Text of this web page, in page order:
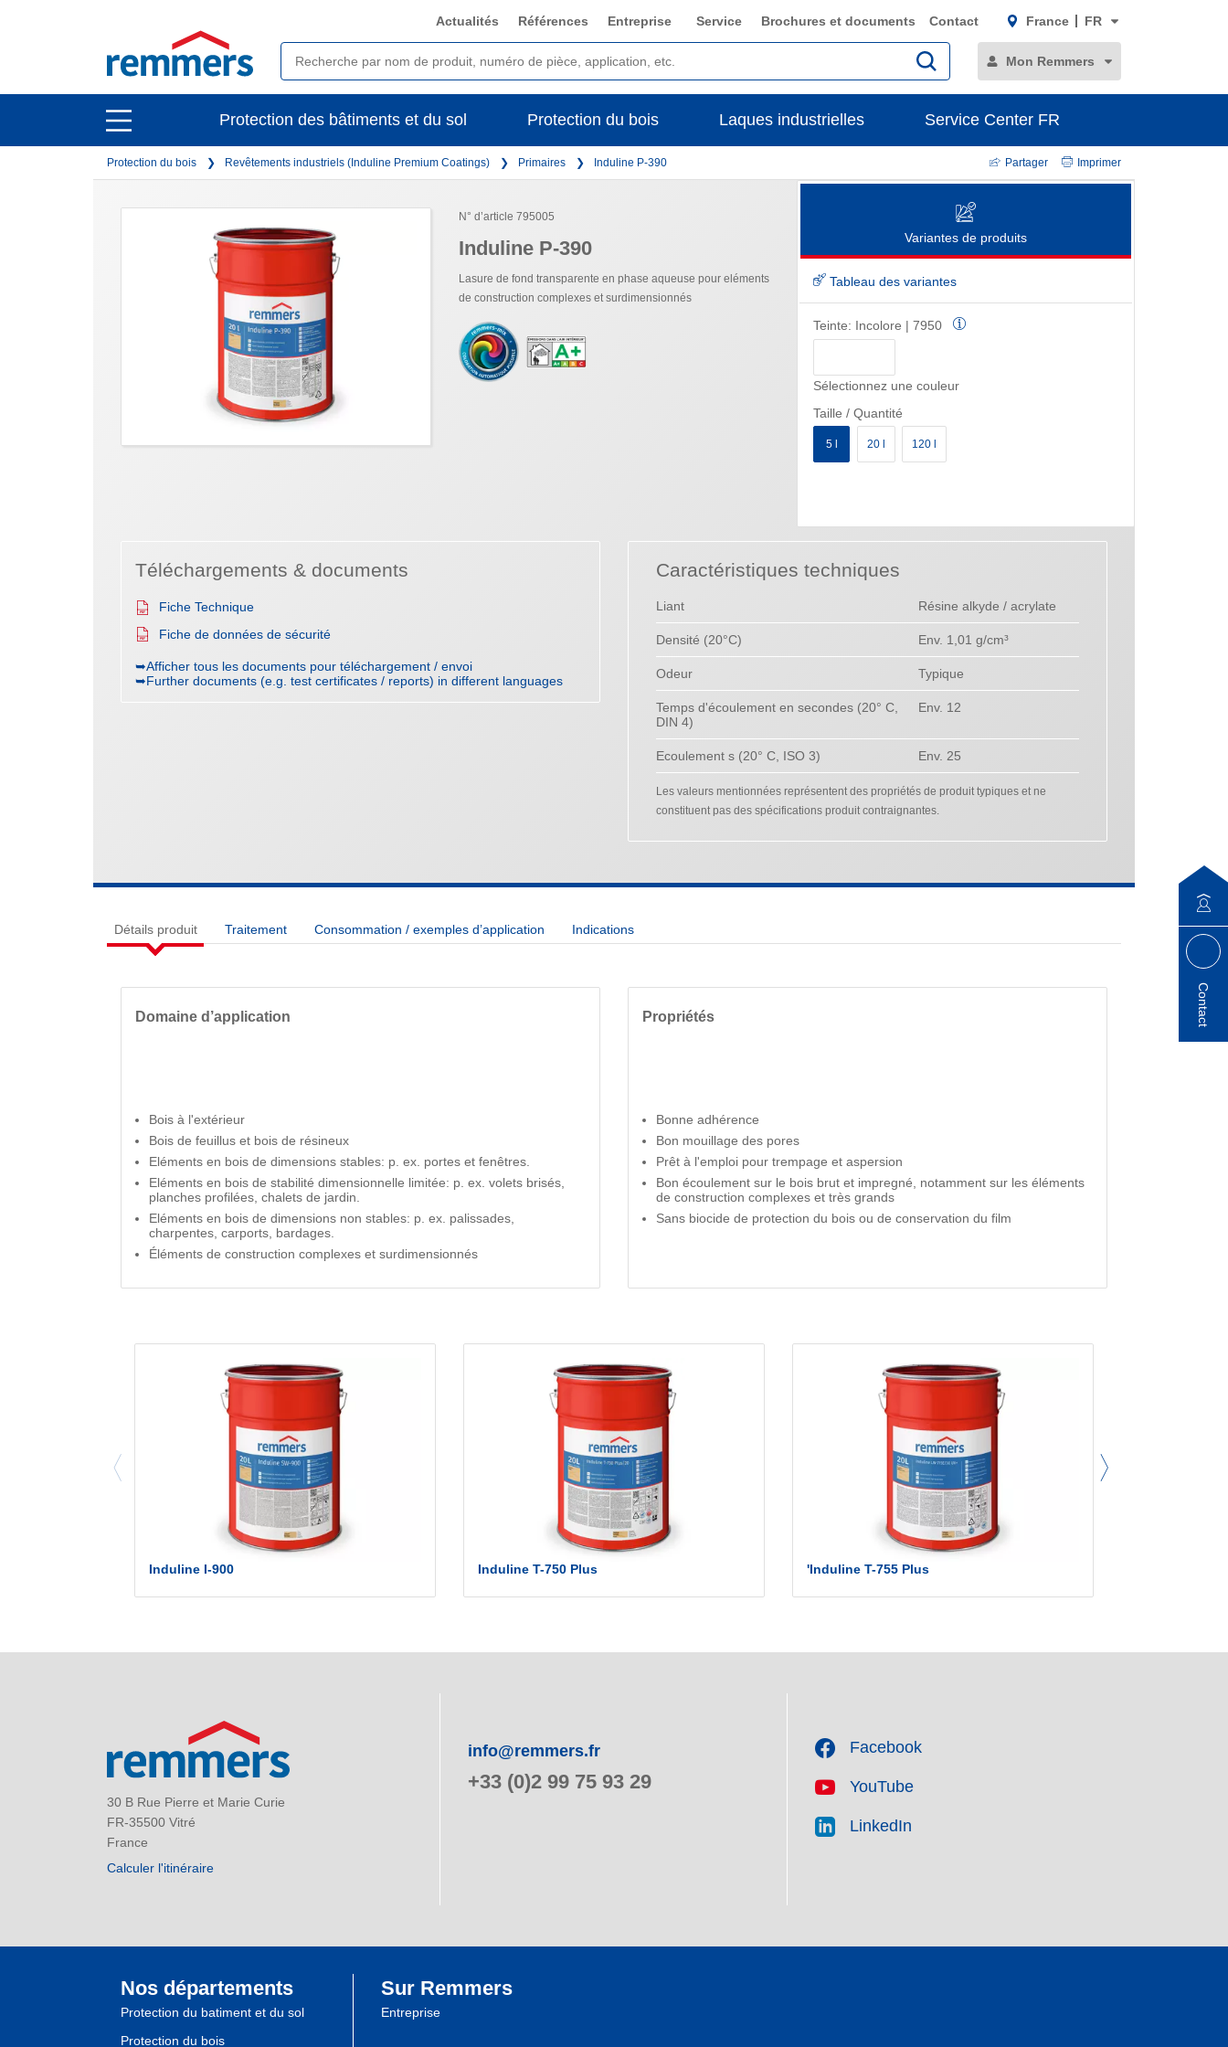
open
main
navigation
Actualités Références Entreprise Service Brochures et documents Contact France FR
Mon Remmers
open
main
Protection des bâtiments et du sol Protection du bois Laques industrielles Service Center FR
Protection du bois Revêtements industriels (Induline Premium Coatings) Primaires Induline P-390 Partager Imprimer
N° d’article 795005
Induline P-390
Lasure de fond transparente en phase aqueuse pour eléments
de construction complexes et surdimensionnés
Variantes de produits
Tableau des variantes
Teinte: Incolore | 7950
Sélectionnez une couleur
Taille / Quantité
5 l 20 l 120 l
Téléchargements & documents
Fiche Technique
Fiche de données de sécurité
➥Afficher tous les documents pour téléchargement / envoi
➥Further documents (e.g. test certificates / reports) in different languages
Caractéristiques techniques
Liant Résine alkyde / acrylate
Densité (20°C) Env. 1,01 g/cm³
Odeur Typique
Temps d'écoulement en secondes (20° C,
DIN 4)
Env. 12
Ecoulement s (20° C, ISO 3) Env. 25
Les valeurs mentionnées représentent des propriétés de produit typiques et ne
constituent pas des spécifications produit contraignantes.
Détails produit Traitement Consommation / exemples d’application Indications
Domaine d’application
Bois à l'extérieur
Bois de feuillus et bois de résineux
Eléments en bois de dimensions stables: p. ex. portes et fenêtres.
Eléments en bois de stabilité dimensionnelle limitée: p. ex. volets brisés,
planches profilées, chalets de jardin.
Eléments en bois de dimensions non stables: p. ex. palissades,
charpentes, carports, bardages.
Éléments de construction complexes et surdimensionnés
Propriétés
Bonne adhérence
Bon mouillage des pores
Prêt à l'emploi pour trempage et aspersion
Bon écoulement sur le bois brut et impregné, notamment sur les éléments
de construction complexes et très grands
Sans biocide de protection du bois ou de conservation du film
Induline I-900 Induline T-750 Plus 'Induline T-755 Plus
30 B Rue Pierre et Marie Curie
FR-35500 Vitré
France
Calculer l'itinéraire
info@remmers.fr
+33 (0)2 99 75 93 29
Facebook
YouTube
LinkedIn
Contact
Nos départements
Protection du batiment et du sol
Protection du bois
Sur Remmers
Entreprise